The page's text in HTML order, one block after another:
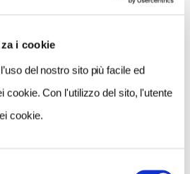
i cookie
del nostro sito più facile ed
cookie. Con l'utilizzo del sito, l'utente
cookie.